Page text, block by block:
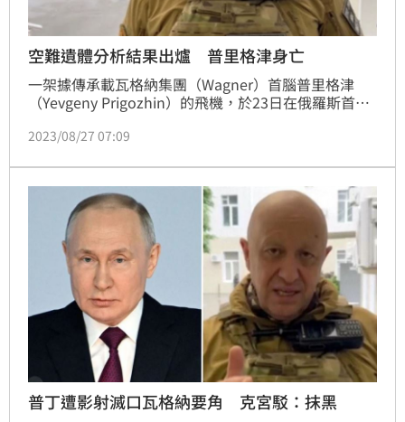
空難遺體分析結果出爐 普里格津身亡
一架據傳承載瓦格納集團（Wagner）首腦普里格津
（Yevgeny Prigozhin）的飛機，於23日在俄羅斯首都
上10名乘客全數罹難，據《BBC》報導，今（27）日
身亡。
2023/08/27 07:09
普丁遭影射滅口瓦格納要角 克宮駁：抹黑